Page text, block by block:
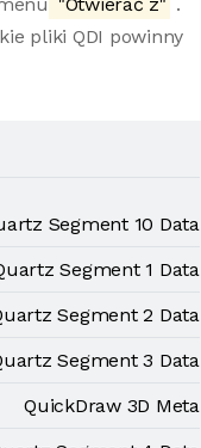
pliki QDI powinny
Segment 10 Data
Segment 1 Data
Segment 2 Data
Segment 3 Data
QuickDraw 3D Meta